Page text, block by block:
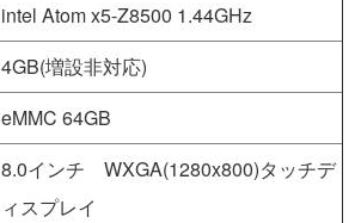
intel Atom x5-Z8500 1.44GHz
4GB(増設非対応)
eMMC 64GB
8.0インチ WXGA(1280x800)タッチデ
ィスプレイ